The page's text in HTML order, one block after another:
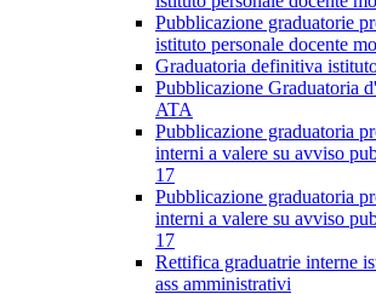
Pubblicazione graduatorie
istituto personale docente
Graduatoria definitiva
Pubblicazione Graduatoria
ATA
Pubblicazione graduatoria
interni a valere su avviso
17
Pubblicazione graduatoria
interni a valere su avviso
17
Rettifica graduatrie interne
ass amministrativi